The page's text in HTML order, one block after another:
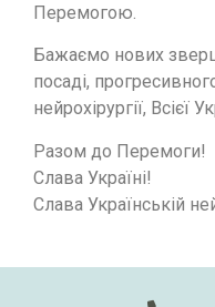
Перемогою.
Бажаємо нових
посаді,
нейрохірургії, Всієї
Разом до Перемоги!
Слава Україні!
Слава Українській